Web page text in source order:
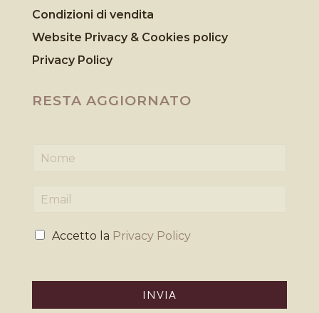
Condizioni di vendita
Website Privacy & Cookies policy
Privacy Policy
RESTA AGGIORNATO
m
iP
Accetto la Privacy Policy
INVIA